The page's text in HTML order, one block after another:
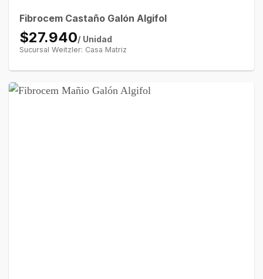
Fibrocem Castaño Galón Algifol
$27.940/ Unidad
Sucursal Weitzler: Casa Matriz